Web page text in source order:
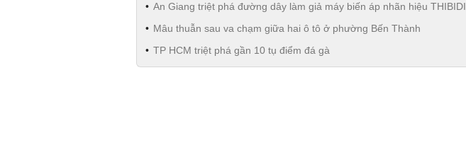
An Giang triệt phá đường dây làm giả máy biến áp nhãn hiệu THIBIDI
Mâu thuẫn sau va chạm giữa hai ô tô ở phường Bến Thành
TP HCM triệt phá gần 10 tụ điểm đá gà